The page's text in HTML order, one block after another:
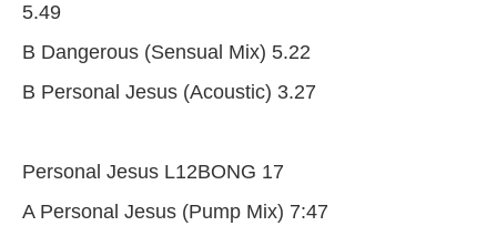
5.49
B Dangerous (Sensual Mix) 5.22
B Personal Jesus (Acoustic) 3.27
Personal Jesus L12BONG 17
A Personal Jesus (Pump Mix) 7:47